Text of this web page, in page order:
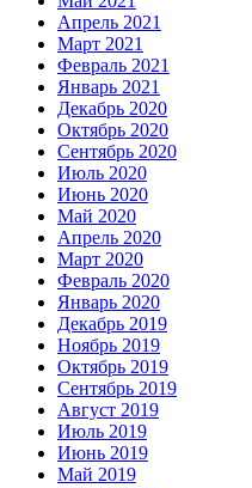
Апрель 2021
Март 2021
Февраль 2021
Январь 2021
Декабрь 2020
Октябрь 2020
Сентябрь 2020
Июль 2020
Июнь 2020
Май 2020
Апрель 2020
Март 2020
Февраль 2020
Январь 2020
Декабрь 2019
Ноябрь 2019
Октябрь 2019
Сентябрь 2019
Август 2019
Июль 2019
Июнь 2019
Май 2019